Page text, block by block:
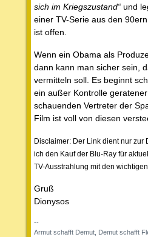
sich im Kriegszustand“ und
einer TV-Serie aus den
ist offen.
Wenn ein Obama als
dann kann man sicher sein,
vermitteln soll. Es beginnt
ein außer Kontrolle
schauenden Vertreter der
Film ist voll von diesen
Disclaimer: Der Link dient nur zur
ich den Kauf der Blu-Ray für
TV-Ausstrahlung mit den
Gruß
Dionysos
--
Armut schafft Demut, Demut schafft